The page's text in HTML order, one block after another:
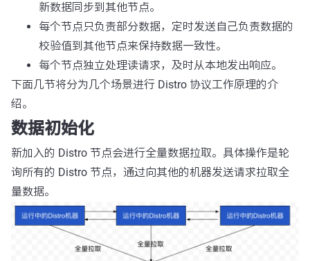
新数据同步到其他节点。
每个节点只负责部分数据，定时发送自己负责数据的
校验值到其他节点来保持数据一致性。
每个节点独立处理读请求，及时从本地发出响应。
下面几节将分为几个场景进行 Distro 协议工作原理的介
绍。
数据初始化
新加入的 Distro 节点会进行全量数据拉取。具体操作是轮
询所有的 Distro 节点，通过向其他的机器发送请求拉取全
量数据。